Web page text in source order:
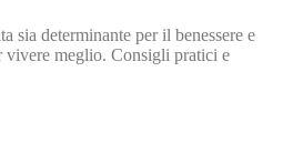
sia determinante per il benessere e
vivere meglio. Consigli pratici e